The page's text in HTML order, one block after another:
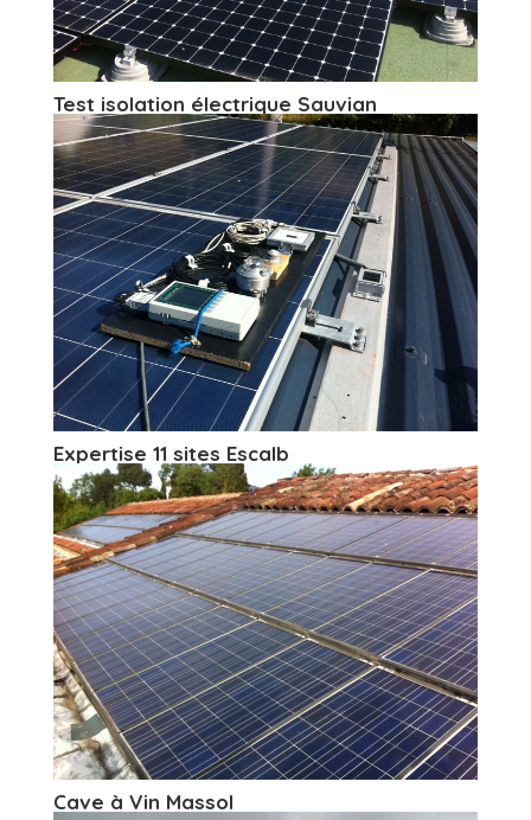
Test isolation électrique Sauvian
Expertise 11 sites Escalb
Cave à Vin Massol